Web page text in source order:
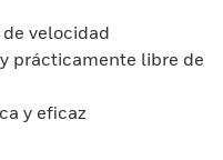
velocidad
prácticamente libre de
y eficaz